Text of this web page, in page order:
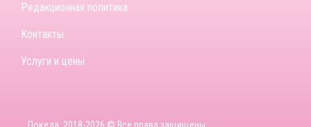
Редакционная политика
Контакты
Услуги и цены